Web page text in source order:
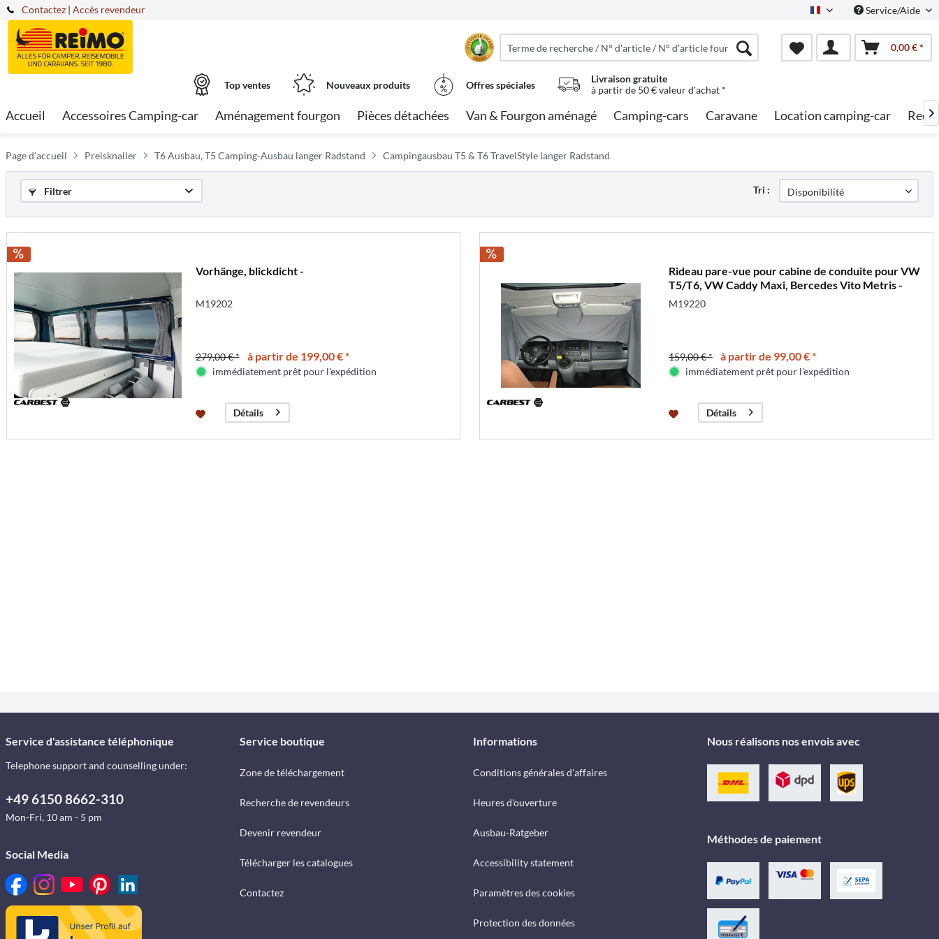
Contactez French Service/Aide
| Accès revendeur
0,00 € *
Top ventes Nouveaux produits Offres spéciales
Livraison gratuite
à partir de 50 € valeur d'achat *
Accueil Accessoires Camping-car Aménagement fourgon Pièces détachées Van & Fourgon aménagé Camping-cars Caravane Location camping-car 
Page d'accueil Preisknaller T6 Ausbau, T5 Camping-Ausbau langer Radstand Campingausbau T5 & T6 TravelStyle langer Radstand
Filtrer Tri :
Vorhänge, blickdicht -
M19202
279,00 € * à partir de 199,00 € *
immédiatement prêt pour l'expédition
Détails
Rideau pare-vue pour cabine de conduite pour VW
T5/T6, VW Caddy Maxi, Bercedes Vito Metris -
M19220
159,00 € * à partir de 99,00 € *
immédiatement prêt pour l'expédition
Détails
Service d'assistance téléphonique
Telephone support and counselling under:
+49 6150 8662-310
Mon-Fri, 10 am - 5 pm
Social Media
Service boutique
Zone de téléchargement
Recherche de revendeurs
Devenir revendeur
Télécharger les catalogues
Contactez
Informations
Conditions générales d'affaires
Heures d'ouverture
Ausbau-Ratgeber
Accessibility statement
Paramètres des cookies
Protection des données
Nous réalisons nos envois avec
Méthodes de paiement